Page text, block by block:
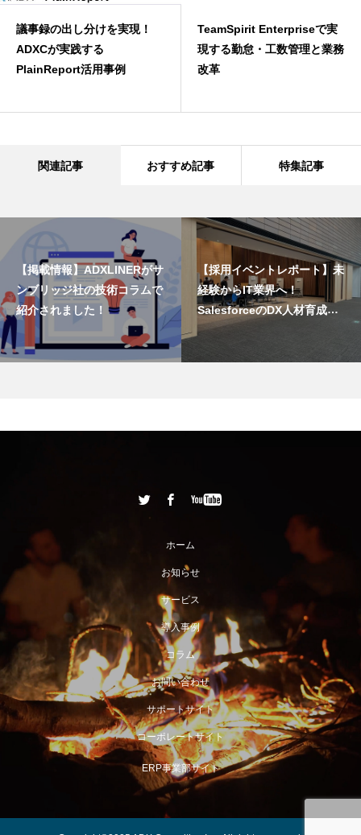
議事録の出し分けを実現！
ADXCが実践する
PlainReport活用事例
TeamSpirit Enterpriseで実
現する勤怠・工数管理と業務
改革
関連記事 おすすめ記事 特集記事
【掲載情報】ADXLINERがサ
ンブリッジ社の技術コラムで
紹介されました！
【採用イベントレポート】未
経験からIT業界へ！
SalesforceのDX人材育成プ
ログラム「Pathfinder」卒業
ホーム
お知らせ
サービス
導入事例
コラム
お問い合わせ
サポートサイト
コーポレートサイト
ERP事業部サイト